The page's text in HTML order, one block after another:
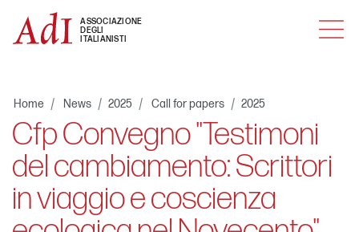
ASSOCIAZIONE
DEGLI
ITALIANISTI
MENU
Home News 2025 Call for papers 2025
Cfp Convegno "Testimoni
del cambiamento: Scrittori
in viaggio e coscienza